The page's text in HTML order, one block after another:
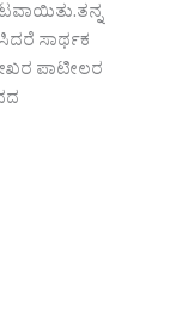
ಸಾರ್ಥಕ
ಪಾಟೀಲರ